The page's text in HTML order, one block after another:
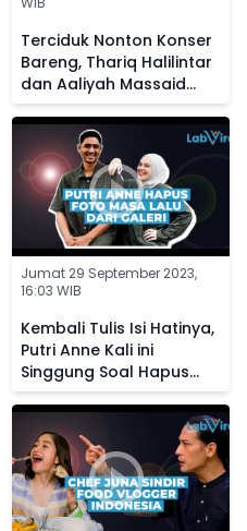
Terciduk Nonton Konser
Bareng, Thariq Halilintar
dan Aaliyah Massaid
Diisukan Makin Dekat
Jumat 29 September 2023,
16:03 WIB
Kembali Tulis Isi Hatinya,
Putri Anne Kali ini
Singgung Soal Hapus
Foto Masa Lalu dari
Galeri